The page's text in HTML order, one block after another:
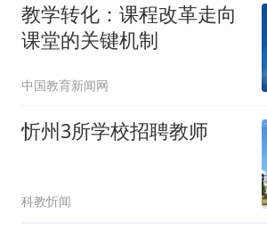
教学转化：课程改革走向
课堂的关键机制
中国教育新闻网
忻州3所学校招聘教师
科教忻闻